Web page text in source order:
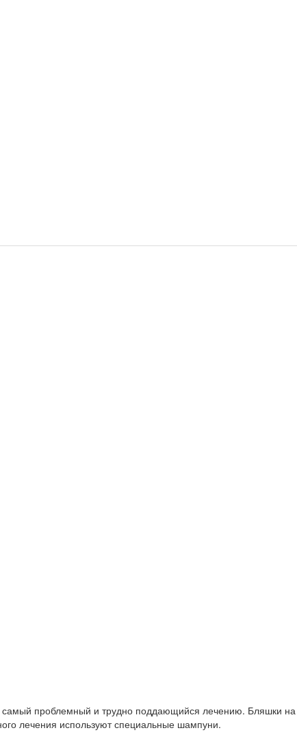
самый проблемный и трудно поддающийся лечению. Бляшки на
лечения используют специальные шампуни.